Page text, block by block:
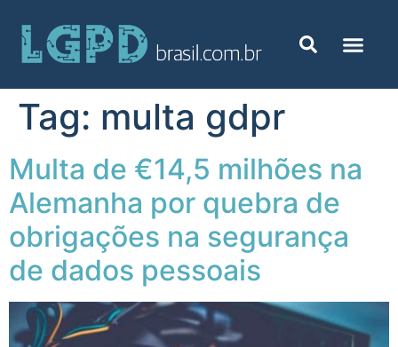
Tag: multa gdpr
Multa de €14,5 milhões na
Alemanha por quebra de
obrigações na segurança
de dados pessoais